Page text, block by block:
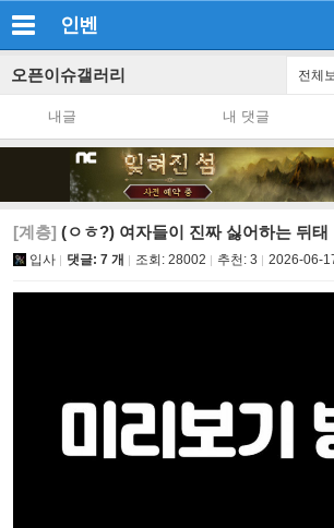
인벤
오픈이슈갤러리 전체
내글 내 댓글
[계층] (ㅇㅎ?) 여자들이 진짜 싫어하는 뒤태
입사 댓글: 7 개 조회: 28002 추천: 3 2026-06-